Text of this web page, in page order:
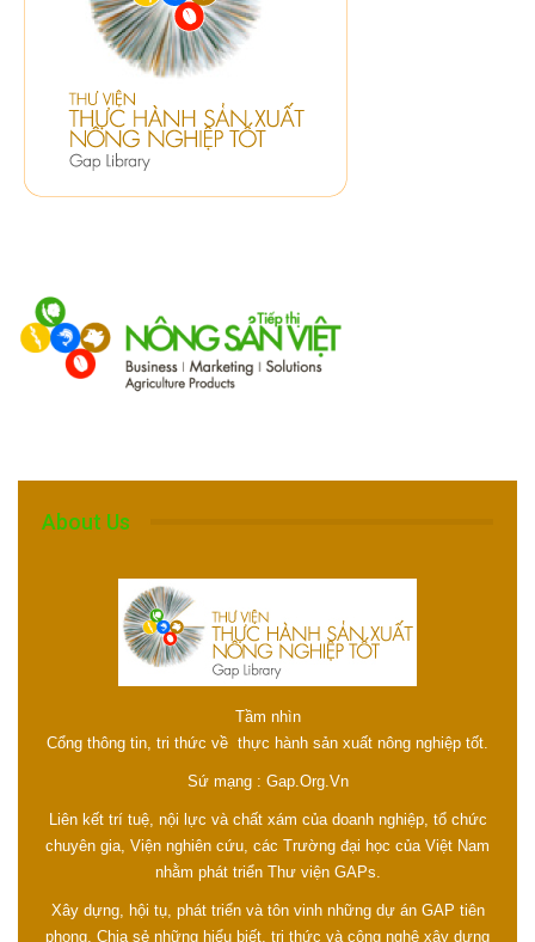
About Us
Tầm nhìn
Cổng thông tin, tri thức về thực hành sản xuất nông nghiệp tốt.
Sứ mạng : Gap.Org.Vn
Liên kết trí tuệ, nội lực và chất xám của doanh nghiệp, tổ chức
chuyên gia, Viện nghiên cứu, các Trường đại học của Việt Nam
nhằm phát triển Thư viện GAPs.
Xây dựng, hội tụ, phát triển và tôn vinh những dự án GAP tiên
phong. Chia sẻ những hiểu biết, tri thức và công nghệ xây dựng